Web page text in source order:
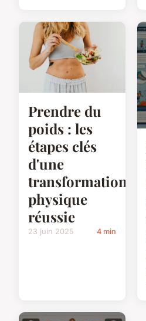
Prendre du
poids : les
étapes clés
d'une
transformation
physique
réussie
23 juin 2025 4 min